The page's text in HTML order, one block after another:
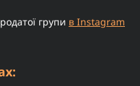
групи в Instagram